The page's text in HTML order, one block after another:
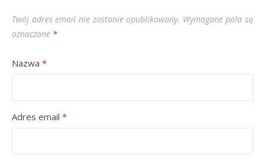
Twój adres email nie zostanie opublikowany. Wymagane pola są
oznaczone *
Nazwa *
Adres email *